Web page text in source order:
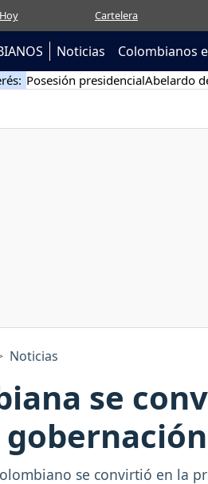
Cartelera
Noticias Colombianos
Posesión presidencialAbelardo
Noticias
se
se convirtió en la